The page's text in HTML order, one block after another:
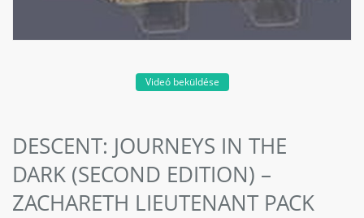
Videó beküldése
DESCENT: JOURNEYS IN THE
DARK (SECOND EDITION) –
ZACHARETH LIEUTENANT PACK